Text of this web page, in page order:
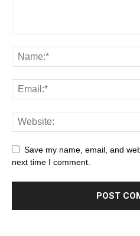
Save my name, email, and
next time I comment.